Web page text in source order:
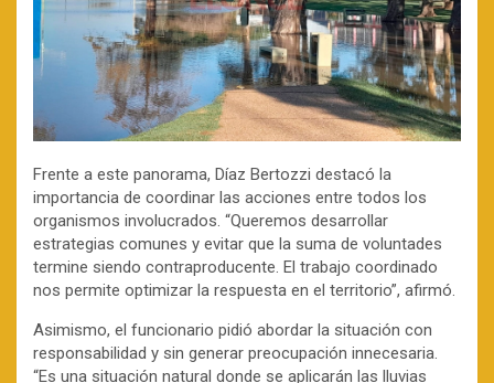
Frente a este panorama, Díaz Bertozzi destacó la
importancia de coordinar las acciones entre todos los
organismos involucrados. “Queremos desarrollar
estrategias comunes y evitar que la suma de voluntades
termine siendo contraproducente. El trabajo coordinado
nos permite optimizar la respuesta en el territorio”, afirmó.
Asimismo, el funcionario pidió abordar la situación con
responsabilidad y sin generar preocupación innecesaria.
“Es una situación natural donde se aplicarán las lluvias